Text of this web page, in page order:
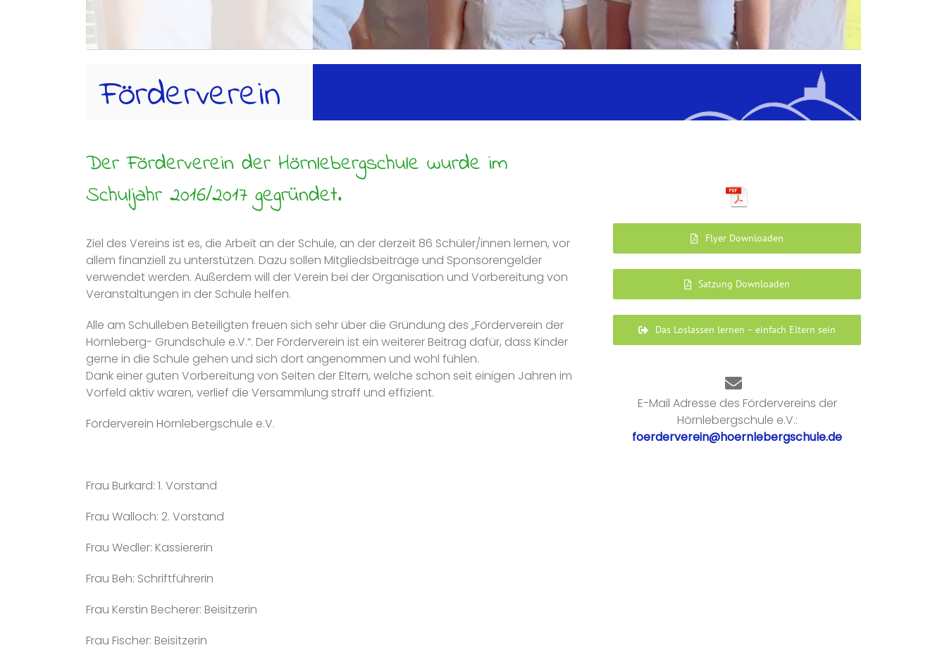
Förderverein
Der Förderverein der Hörnlebergschule wurde im
Schuljahr 2016/2017 gegründet.
Ziel des Vereins ist es, die Arbeit an der Schule, an der derzeit 86 Schüler/innen lernen, vor
allem finanziell zu unterstützen. Dazu sollen Mitgliedsbeiträge und Sponsorengelder
verwendet werden. Außerdem will der Verein bei der Organisation und Vorbereitung von
Veranstaltungen in der Schule helfen.
Alle am Schulleben Beteiligten freuen sich sehr über die Gründung des „Förderverein der
Hörnleberg- Grundschule e.V.“. Der Förderverein ist ein weiterer Beitrag dafür, dass Kinder
gerne in die Schule gehen und sich dort angenommen und wohl fühlen.
Dank einer guten Vorbereitung von Seiten der Eltern, welche schon seit einigen Jahren im
Vorfeld aktiv waren, verlief die Versammlung straff und effizient.
Förderverein Hörnlebergschule e.V.
Frau Burkard: 1. Vorstand
Frau Walloch: 2. Vorstand
Frau Wedler: Kassiererin
Frau Beh: Schriftführerin
Frau Kerstin Becherer: Beisitzerin
Frau Fischer: Beisitzerin
Flyer Downloaden
Satzung Downloaden
Das Loslassen lernen – einfach Eltern sein
E-Mail Adresse des Fördervereins der
Hörnlebergschule e.V.:
foerderverein@hoernlebergschule.de